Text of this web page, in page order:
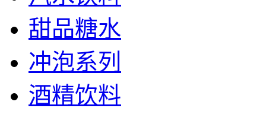
甜品糖水
冲泡系列
酒精饮料